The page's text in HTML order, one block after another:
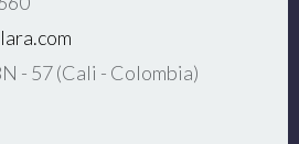
- 57 (Cali - Colombia)